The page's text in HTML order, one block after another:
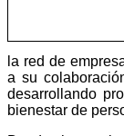
la red de
a su
desarrollando
bienestar de